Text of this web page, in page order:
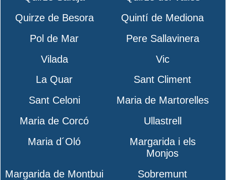
Quirze de Besora
Quintí de Mediona
Pol de Mar
Pere Sallavinera
Vilada
Vic
La Quar
Sant Climent
Sant Celoni
Maria de Martorelles
Maria de Corcó
Ullastrell
Maria d´Oló
Margarida i els
Monjos
Margarida de Montbui
Sobremunt